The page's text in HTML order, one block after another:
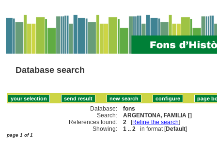
Database search
Database:
fons
Search:
ARGENTONA, FAMILIA []
References found:
2 [Refine the search]
Showing:
1 .. 2 in format [Default]
page 1 of 1